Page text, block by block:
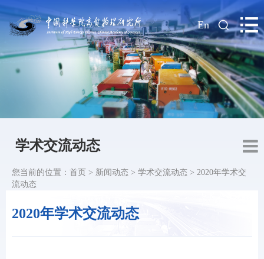
| En
学术交流动态
2020年学术交流动态
您当前的位置： 首页 > 新闻动态 > 学术交流动态 > 2020年学术交
流动态